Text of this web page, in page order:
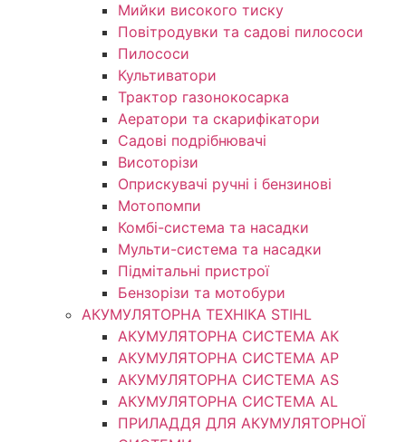
Мийки високого тиску
Повітродувки та садові пилососи
Пилососи
Культиватори
Трактор газонокосарка
Аератори та скарифікатори
Садові подрібнювачі
Висоторізи
Оприскувачі ручні і бензинові
Мотопомпи
Комбі-система та насадки
Мульти-система та насадки
Підмітальні пристрої
Бензорізи та мотобури
АКУМУЛЯТОРНА ТЕХНІКА STIHL
АКУМУЛЯТОРНА СИСТЕМА АК
АКУМУЛЯТОРНА СИСТЕМА АР
АКУМУЛЯТОРНА СИСТЕМА AS
АКУМУЛЯТОРНА СИСТЕМА AL
ПРИЛАДДЯ ДЛЯ АКУМУЛЯТОРНОЇ